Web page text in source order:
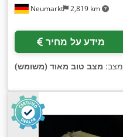
Neumarkt 2,819 km
מידע על מחיר
מצב: מצב טוב מאוד (משומש)